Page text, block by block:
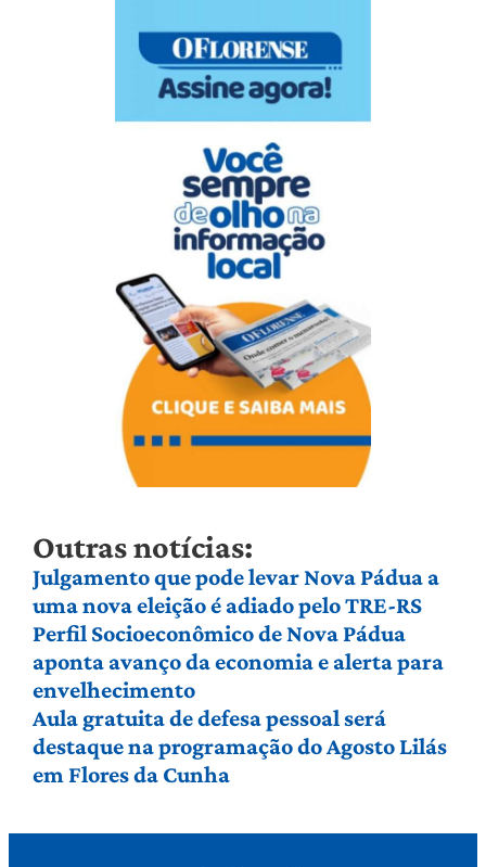
Outras notícias:
Julgamento que pode levar Nova Pádua a
uma nova eleição é adiado pelo TRE-RS
Perfil Socioeconômico de Nova Pádua
aponta avanço da economia e alerta para
envelhecimento
Aula gratuita de defesa pessoal será
destaque na programação do Agosto Lilás
em Flores da Cunha